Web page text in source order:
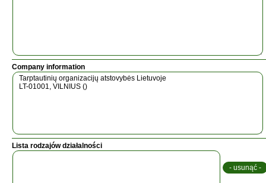
Company information
Lista rodzajów działalności